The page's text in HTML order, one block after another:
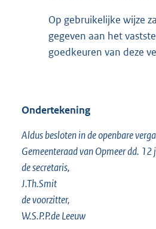
Op gebruikelijke wijze
gegeven aan het
goedkeuren van deze
Ondertekening
Aldus besloten in de openbare
Gemeenteraad van Opmeer dd.
de secretaris,
J.Th.Smit
de voorzitter,
W.S.P.P.de Leeuw